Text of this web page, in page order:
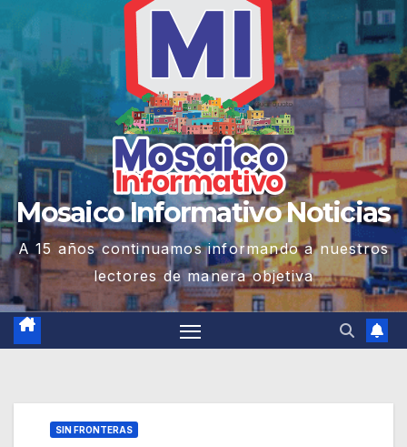
Mosaico Informativo Noticias
A 15 años continuamos informando a nuestros
lectores de manera objetiva
SIN FRONTERAS